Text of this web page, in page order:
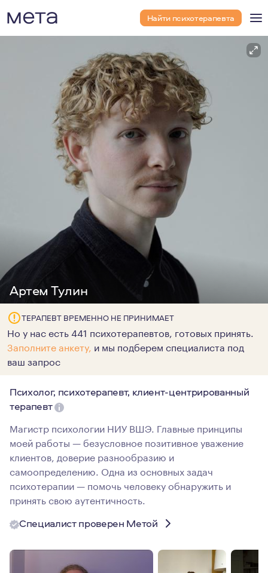
Найти психотерапевта
Артем Тулин
ТЕРАПЕВТ ВРЕМЕННО НЕ ПРИНИМАЕТ
Но у нас есть 441 психотерапевтов, готовых принять.
Заполните анкету, и мы подберем специалиста под
ваш запрос
Психолог, психотерапевт, клиент-центрированный
терапевт
Магистр психологии НИУ ВШЭ. Главные принципы
моей работы — безусловное позитивное уважение
клиентов, доверие разнообразию и
самоопределению. Одна из основных задач
психотерапии — помочь человеку обнаружить и
принять свою аутентичность.
Специалист проверен Метой